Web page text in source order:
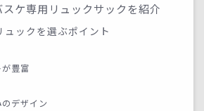
スケ専用リュックサックを紹介
ュックを選ぶポイント
豊富
デザイン